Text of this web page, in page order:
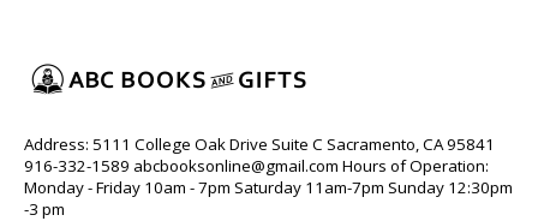
Address: 5111 College Oak Drive Suite C Sacramento, CA 95841
916-332-1589 abcbooksonline@gmail.com Hours of Operation:
Monday - Friday 10am - 7pm Saturday 11am-7pm Sunday 12:30pm
-3 pm